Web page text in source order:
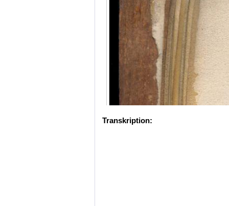
Transkription: